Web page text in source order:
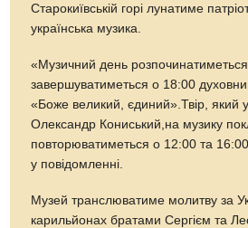
Старокиївській горі лунатиме
українська музика.
«Музичний день
завершуватиметься о 18:00
«Боже великий, єдиний».Твір, який
Олександр Кониський,на музику
повторюватиметься о 12:00 та
у повідомленні.
Музей транслюватиме молитву за
карильйонах братами Сергієм та